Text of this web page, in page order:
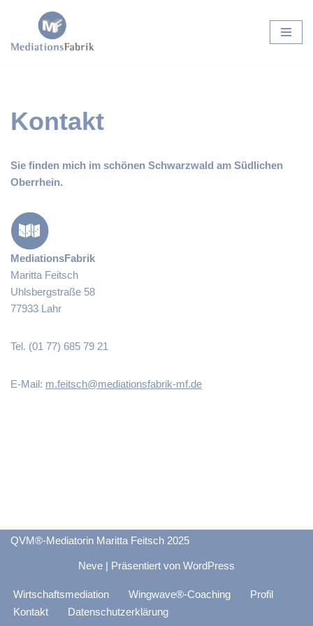
Inhalt
Kontakt
Sie finden mich im schönen Schwarzwald am Südlichen
Oberrhein.
MediationsFabrik
Maritta Feitsch
Uhlsbergstraße 58
77933 Lahr
Tel. (01 77) 685 79 21
E-Mail: m.feitsch@mediationsfabrik-mf.de
QVM®-Mediatorin Maritta Feitsch 2025
Neve | Präsentiert von WordPress
Wirtschaftsmediation Wingwave®-Coaching
Profil
Kontakt
Datenschutzerklärung